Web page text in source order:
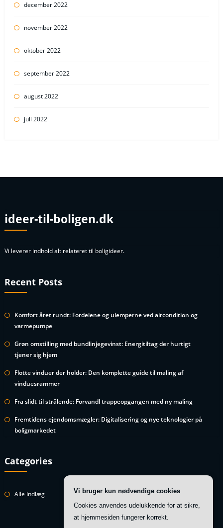
december 2022
november 2022
oktober 2022
september 2022
august 2022
juli 2022
ideer-til-boligen.dk
Vi leverer indhold alt relateret til boligideer.
Recent Posts
Komfort året rundt: Fordelene og ulemperne ved aircondition og
varmepumpe
Grøn omstilling med bundlinjegevinst: Energitiltag der hurtigt
tjener sig hjem
Flotte vinduer der holder: Den komplette guide til maling af
vinduesrammer
Fra slidt til strålende: Forvandl trappeopgangen med ny maling
Fremtidens ejendomsmægler: Digitalisering og nye teknologier på
boligmarkedet
Categories
Alle Indlæg
Vi bruger kun nødvendige cookies
Cookies anvendes udelukkende for at sikre,
at hjemmesiden fungerer korrekt.